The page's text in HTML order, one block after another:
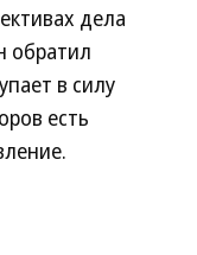
дела
обратил
в силу
есть